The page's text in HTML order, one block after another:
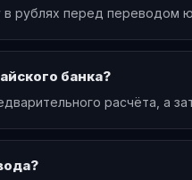
рублях перед переводом
банка?
расчёта, а